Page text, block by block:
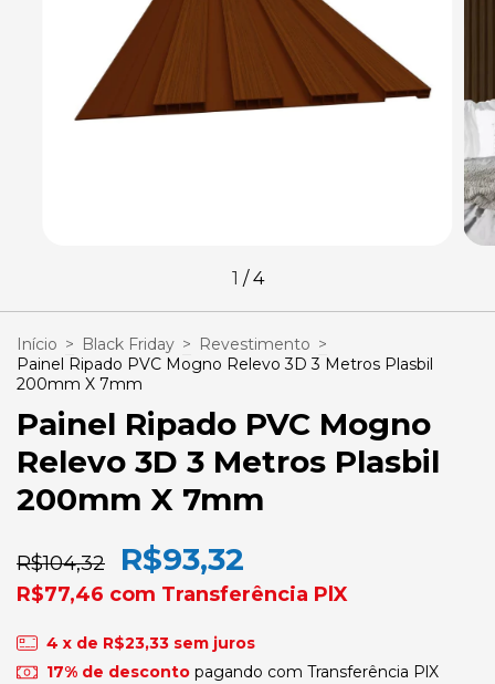
1 /4
Início > Black Friday > Revestimento >
Painel Ripado PVC Mogno Relevo 3D 3 Metros Plasbil
200mm X 7mm
Painel Ripado PVC Mogno
Relevo 3D 3 Metros Plasbil
200mm X 7mm
R$104,32 R$93,32
R$77,46 com Transferência PlX
4 x de R$23,33 sem juros
17% de descontopagando com Transferência PlX